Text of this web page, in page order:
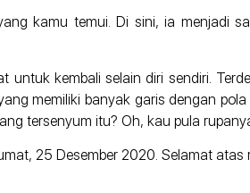
kamu temui. Di sini, ia menjadi
untuk kembali selain diri sendiri.
memiliki banyak garis dengan
tersenyum itu? Oh, kau pula
25 Desember 2020. Selamat atas